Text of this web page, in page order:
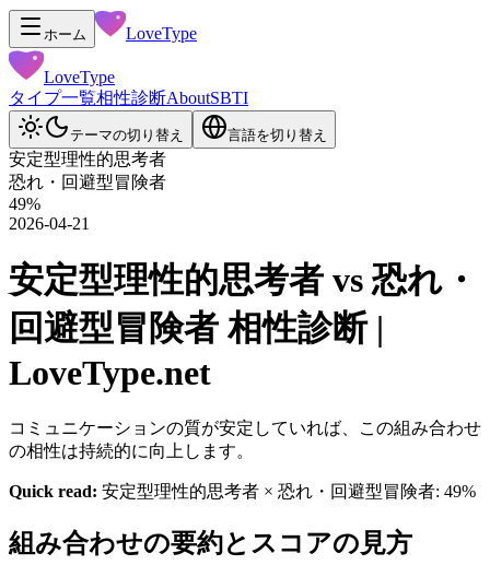
ホーム LoveType
LoveType
タイプ一覧相性診断AboutSBTI
テーマの切り替え 言語を切り替え
安定型理性的思考者
恐れ・回避型冒険者
49%
2026-04-21
安定型理性的思考者 vs 恐れ・
回避型冒険者 相性診断 |
LoveType.net
コミュニケーションの質が安定していれば、この組み合わせ
の相性は持続的に向上します。
Quick read: 安定型理性的思考者 × 恐れ・回避型冒険者: 49%
組み合わせの要約とスコアの見方